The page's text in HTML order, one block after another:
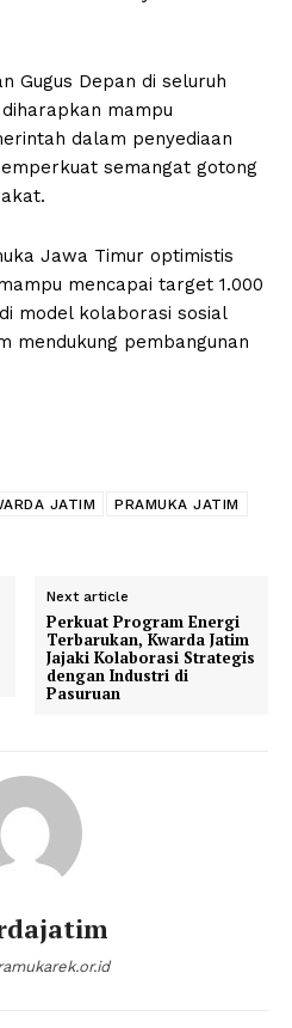
Gugus Depan di seluruh
mampu
dalam penyediaan
semangat gotong
Jawa Timur optimistis
mencapai target 1.000
model kolaborasi sosial
mendukung pembangunan
JATIM
PRAMUKA JATIM
Next article
Perkuat Program Energi
Terbarukan, Kwarda Jatim
Jajaki Kolaborasi Strategis
dengan Industri di
Pasuruan